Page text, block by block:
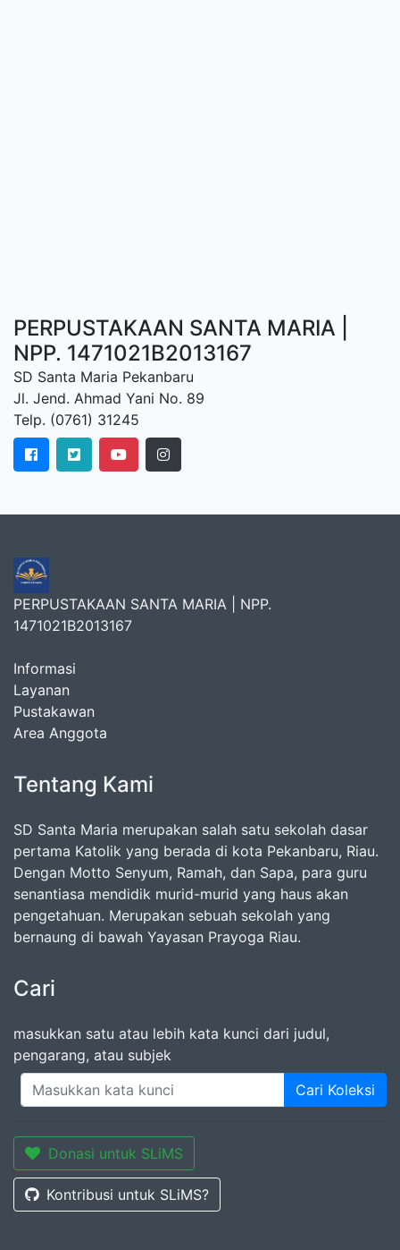
PERPUSTAKAAN SANTA MARIA |
NPP. 1471021B2013167
SD Santa Maria Pekanbaru
Jl. Jend. Ahmad Yani No. 89
Telp. (0761) 31245
PERPUSTAKAAN SANTA MARIA | NPP.
1471021B2013167
Informasi
Layanan
Pustakawan
Area Anggota
Tentang Kami
SD Santa Maria merupakan salah satu sekolah dasar
pertama Katolik yang berada di kota Pekanbaru, Riau.
Dengan Motto Senyum, Ramah, dan Sapa, para guru
senantiasa mendidik murid-murid yang haus akan
pengetahuan. Merupakan sebuah sekolah yang
bernaung di bawah Yayasan Prayoga Riau.
Cari
masukkan satu atau lebih kata kunci dari judul,
pengarang, atau subjek
Cari Koleksi
Donasi untuk SLiMS
Kontribusi untuk SLiMS?